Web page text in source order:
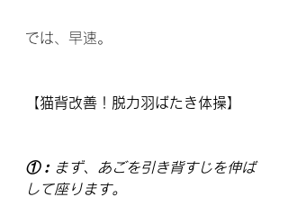
では、早速。
【猫背改善！脱力羽ばたき体操】
①︰まず、あごを引き背すじを伸ば
して座ります。